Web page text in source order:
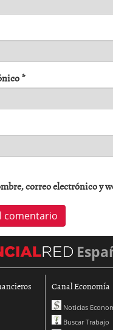
*
correo electrónico y
Canal Economía
Noticias
Buscar Trabajo